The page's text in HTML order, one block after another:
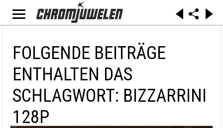
FOLGENDE BEITRÄGE
ENTHALTEN DAS
SCHLAGWORT: BIZZARRINI
128P